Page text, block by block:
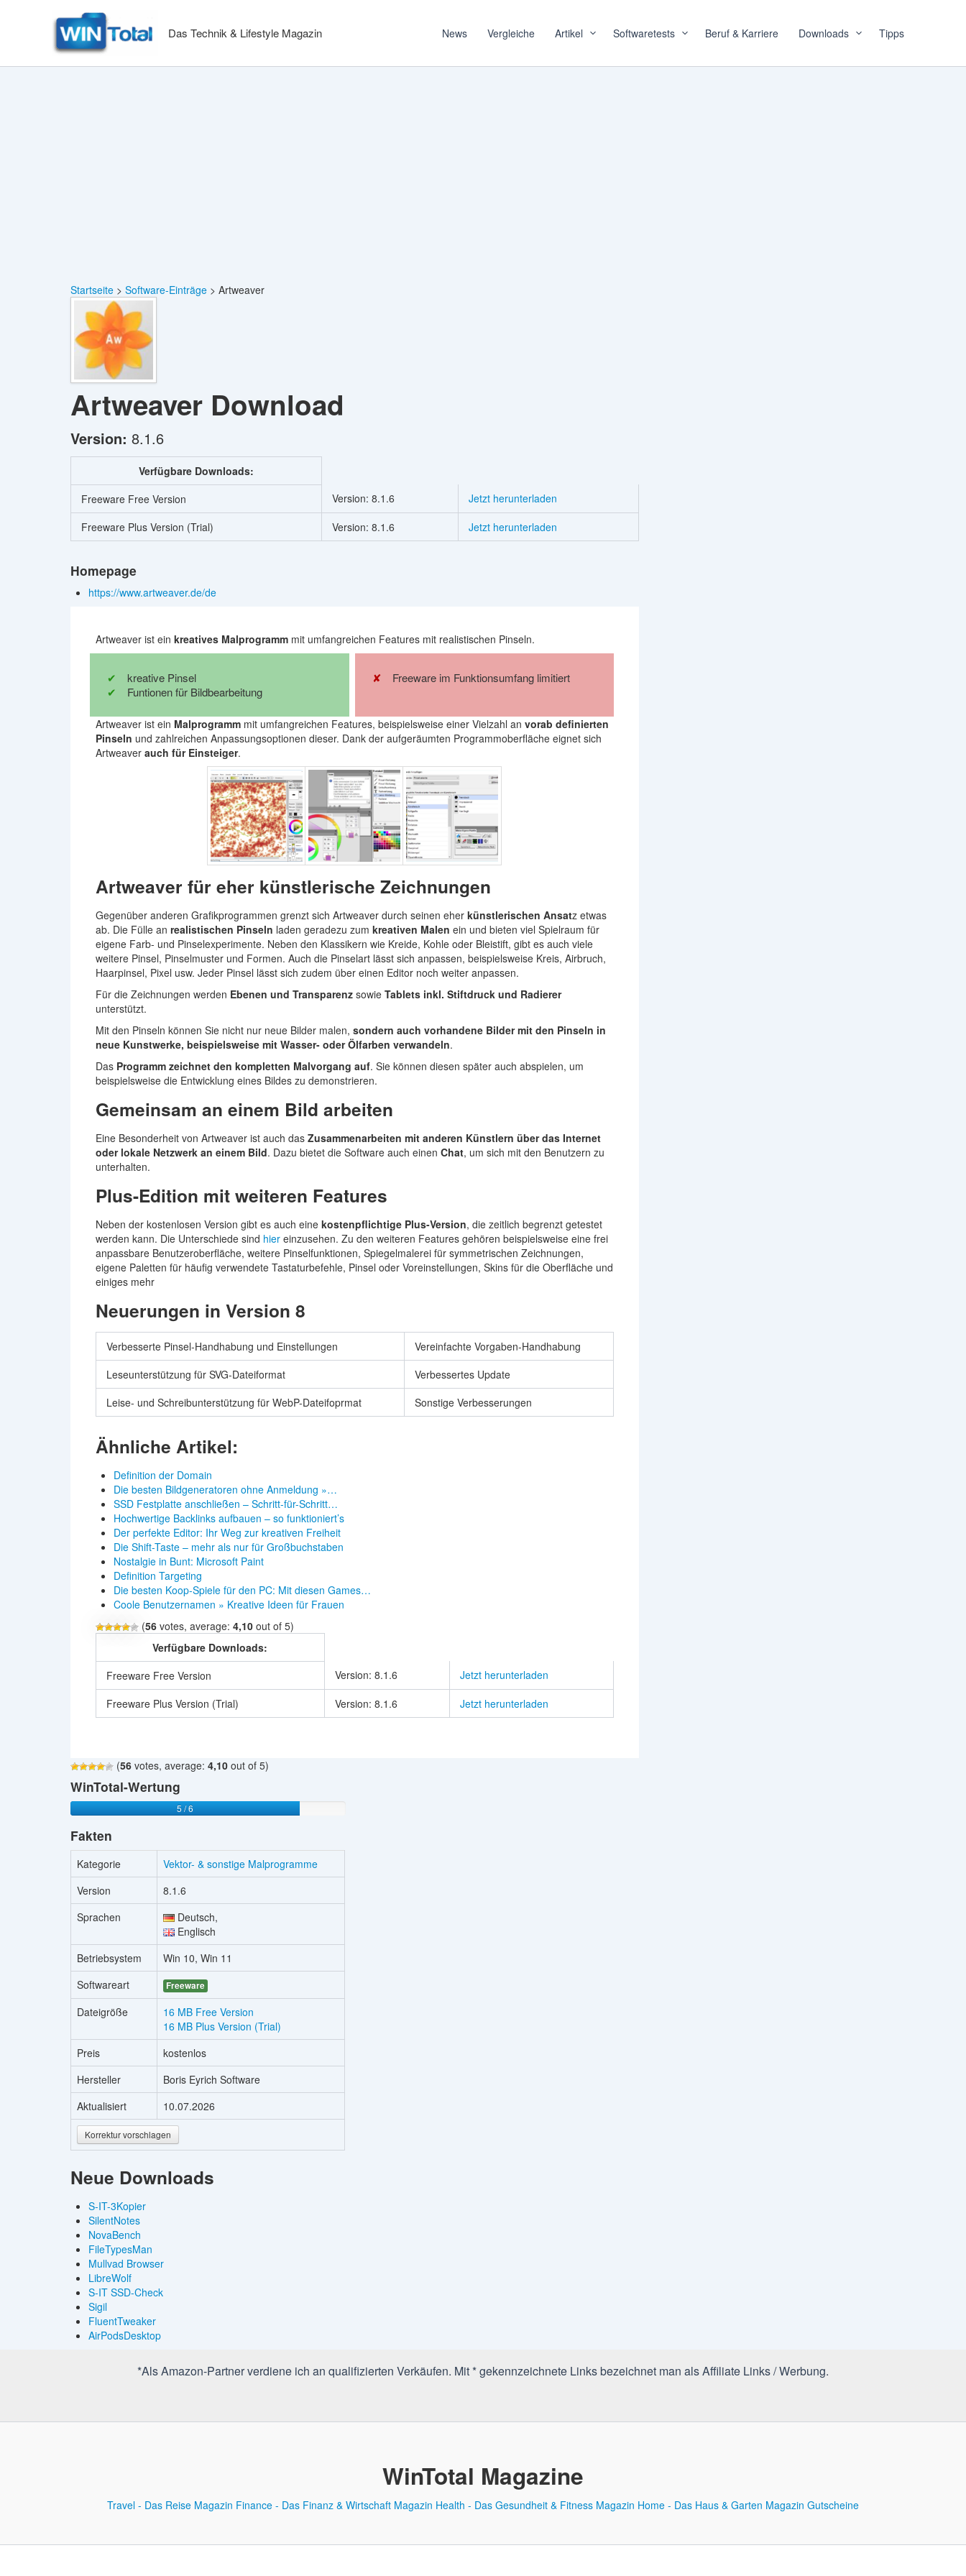
Das Technik & Lifestyle Magazin News Vergleiche Artikel Softwaretests Beruf & Karriere Downloads Tipps
Startseite Software-Einträge Artweaver
Artweaver Download
Version: 8.1.6
Verfügbare Downloads:
Freeware Free Version
Version: 8.1.6
Jetzt herunterladen
Freeware Plus Version (Trial)
Version: 8.1.6 Jetzt herunterladen
Homepage
https://www.artweaver.de/de
Artweaver ist ein kreatives Malprogrammmit umfangreichen Features mit realistischen Pinseln.
kreative Pinsel
Funtionen für Bildbearbeitung
Freeware im Funktionsumfang limitiert
Artweaver ist ein Malprogrammmit umfangreichen Features, beispielsweise einer Vielzahl an vorab definierten
Pinseln und zahlreichen Anpassungsoptionen dieser. Dank der aufgeräumten Programmoberfläche eignet sich
Artweaver auch für Einsteiger.
Artweaver für eher künstlerische Zeichnungen
Gegenüber anderen Grafikprogrammen grenzt sich Artweaver durch seinen eher künstlerischen Ansatz etwas
ab. Die Fülle an realistischen Pinseln laden geradezu zum kreativen Malen ein und bieten viel Spielraum für
eigene Farb- und Pinselexperimente. Neben den Klassikern wie Kreide, Kohle oder Bleistift, gibt es auch viele
weitere Pinsel, Pinselmuster und Formen. Auch die Pinselart lässt sich anpassen, beispielsweise Kreis, Airbruch,
Haarpinsel, Pixel usw. Jeder Pinsel lässt sich zudem über einen Editor noch weiter anpassen.
Für die Zeichnungen werden Ebenen und Transparenzsowie Tablets inkl. Stiftdruck und Radierer
unterstützt.
Mit den Pinseln können Sie nicht nur neue Bilder malen, sondern auch vorhandene Bilder mit den Pinseln in
neue Kunstwerke, beispielsweise mit Wasser- oder Ölfarben verwandeln.
Das Programm zeichnet den kompletten Malvorgang auf. Sie können diesen später auch abspielen, um
beispielsweise die Entwicklung eines Bildes zu demonstrieren.
Gemeinsam an einem Bild arbeiten
Eine Besonderheit von Artweaver ist auch das Zusammenarbeiten mit anderen Künstlern über das Internet
oder lokale Netzwerk an einem Bild. Dazu bietet die Software auch einen Chat, um sich mit den Benutzern zu
unterhalten.
Plus-Edition mit weiteren Features
Neben der kostenlosen Version gibt es auch eine kostenpflichtige Plus-Version, die zeitlich begrenzt getestet
werden kann. Die Unterschiede sind hiereinzusehen. Zu den weiteren Features gehören beispielsweise eine frei
anpassbare Benutzeroberfläche, weitere Pinselfunktionen, Spiegelmalerei für symmetrischen Zeichnungen,
eigene Paletten für häufig verwendete Tastaturbefehle, Pinsel oder Voreinstellungen, Skins für die Oberfläche und
einiges mehr
Neuerungen in Version 8
Verbesserte Pinsel-Handhabung und Einstellungen
Vereinfachte Vorgaben-Handhabung
Leseunterstützung für SVG-Dateiformat
Verbessertes Update
Leise- und Schreibunterstützung für WebP-Dateifoprmat
Sonstige Verbesserungen
Ähnliche Artikel:
Definition der Domain
Die besten Bildgeneratoren ohne Anmeldung »…
SSD Festplatte anschließen – Schritt-für-Schritt…
Hochwertige Backlinks aufbauen – so funktioniert’s
Der perfekte Editor: Ihr Weg zur kreativen Freiheit
Die Shift-Taste – mehr als nur für Großbuchstaben
Nostalgie in Bunt: Microsoft Paint
Definition Targeting
Die besten Koop-Spiele für den PC: Mit diesen Games…
Coole Benutzernamen » Kreative Ideen für Frauen
(56votes, average: 4,10out of 5)
Verfügbare Downloads:
Freeware Free Version
Version: 8.1.6
Jetzt herunterladen
Freeware Plus Version (Trial)
Version: 8.1.6 Jetzt herunterladen
(56votes, average: 4,10out of 5)
WinTotal-Wertung
5 / 6
Fakten
Kategorie
Vektor- & sonstige Malprogramme
Version
8.1.6
Sprachen
Deutsch,
Englisch
Betriebsystem
Win 10, Win 11
Softwareart
Freeware
Dateigröße
16 MB Free Version
16 MB Plus Version (Trial)
Preis
kostenlos
Hersteller
Boris Eyrich Software
Aktualisiert
10.07.2026
Korrektur vorschlagen
Neue Downloads
S-IT-3Kopier
SilentNotes
NovaBench
FileTypesMan
Mullvad Browser
LibreWolf
S-IT SSD-Check
Sigil
FluentTweaker
AirPodsDesktop
*Als Amazon-Partner verdiene ich an qualifizierten Verkäufen. Mit * gekennzeichnete Links bezeichnet man als Affiliate Links / Werbung.
WinTotal Magazine
Travel - Das Reise Magazin Finance - Das Finanz & Wirtschaft Magazin Health - Das Gesundheit & Fitness Magazin Home - Das Haus & Garten Magazin Gutscheine